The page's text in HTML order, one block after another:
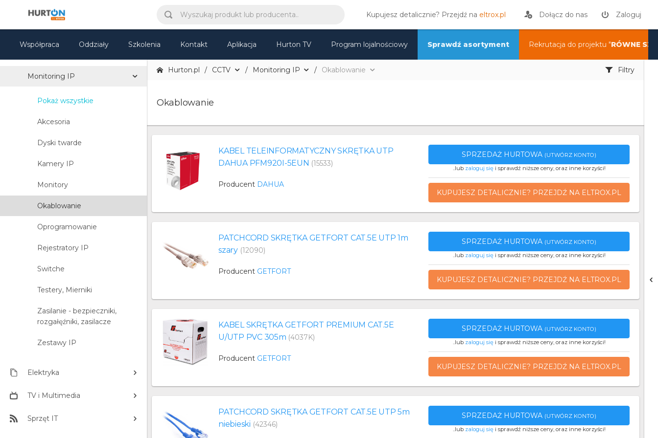
Kupujesz detalicznie? Przejdź na eltrox.pl Dołącz do nas Zaloguj
Współpraca Oddziały Szkolenia Kontakt Aplikacja Hurton TV Program lojalnościowy Sprawdź asortyment Rekrutacja do projektu "RÓWNE
Monitoring analogowy
Monitoring IP
Pokaż wszystkie
Akcesoria
Dyski twarde
Kamery IP
Monitory
Okablowanie
Oprogramowanie
Rejestratory IP
Switche
Testery, Mierniki
Zasilanie - bezpieczniki,
rozgałęźniki, zasilacze
Zestawy IP
Elektryka
TV i Multimedia
Sprzęt IT
Hurton.pl CCTV Monitoring IP Okablowanie Filtry
Okablowanie
KABEL TELEINFORMATYCZNY SKRĘTKA UTP
DAHUA PFM920I-5EUN (15533)
Producent DAHUA
SPRZEDAŻ HURTOWA (UTWÓRZ KONTO)
..lub zaloguj sięi sprawdź niższe ceny, oraz inne korzyści!
KUPUJESZ DETALICZNIE? PRZEJDŹ NA ELTROX.PL
PATCHCORD SKRĘTKA GETFORT CAT.5E UTP 1m
szary (12090)
Producent GETFORT
SPRZEDAŻ HURTOWA (UTWÓRZ KONTO)
..lub zaloguj sięi sprawdź niższe ceny, oraz inne korzyści!
KUPUJESZ DETALICZNIE? PRZEJDŹ NA ELTROX.PL
KABEL SKRĘTKA GETFORT PREMIUM CAT.5E
U/UTP PVC 305m (4037K)
Producent GETFORT
SPRZEDAŻ HURTOWA (UTWÓRZ KONTO)
..lub zaloguj sięi sprawdź niższe ceny, oraz inne korzyści!
KUPUJESZ DETALICZNIE? PRZEJDŹ NA ELTROX.PL
PATCHCORD SKRĘTKA GETFORT CAT.5E UTP 5m
niebieski (42346)
SPRZEDAŻ HURTOWA (UTWÓRZ KONTO)
..lub zaloguj sięi sprawdź niższe ceny, oraz inne korzyści!